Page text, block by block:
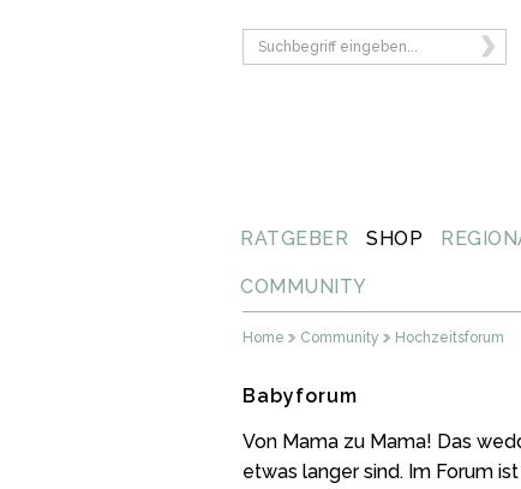
RATGEBER SHOP
COMMUNITY
Home Community Hochzeitsforum
Babyforum
Von Mama zu Mama! Das
etwas langer sind. Im Forum